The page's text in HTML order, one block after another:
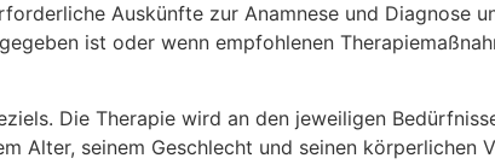
Auskünfte zur Anamnese und Diagnose
ist oder wenn empfohlenen
Die Therapie wird an den jeweiligen
Alter, seinem Geschlecht und seinen körperlichen